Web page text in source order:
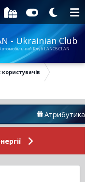
- Ukrainian Club
Клуб LANOS CLAN
Атрибутика